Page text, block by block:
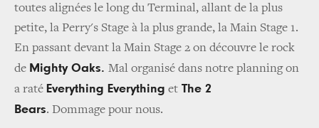
toutes alignées le long du Terminal, allant de la plus
petite, la Perry's Stage à la plus grande, la Main Stage 1.
En passant devant la Main Stage 2 on découvre le rock
de Mighty Oaks. Mal organisé dans notre planning on
a raté Everything Everything et The 2
Bears. Dommage pour nous.